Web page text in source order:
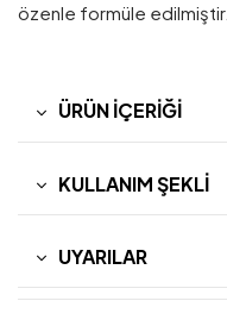
özenle formüle edilmiştir.
ÜRÜN İÇERIĞI
KULLANIM ŞEKLI
UYARILAR